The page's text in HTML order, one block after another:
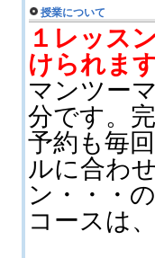
授業について
１レッス
けられま
マンツー
分です。
予約も毎
ルに合わ
ン・・・
コースは